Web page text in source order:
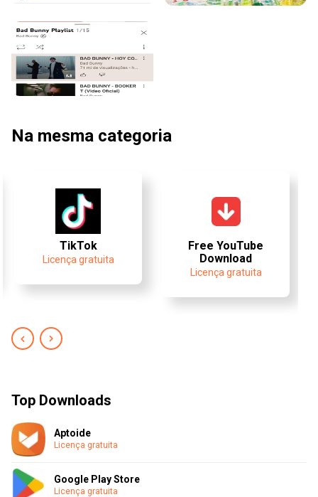
Na mesma categoria
TikTok
Licença gratuita
Free YouTube
Download
Licença gratuita
Top Downloads
Aptoide
Licença gratuita
Google Play Store
Licença gratuita